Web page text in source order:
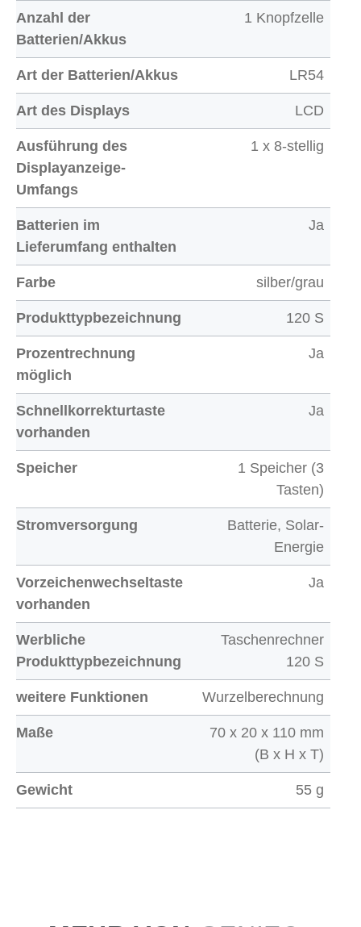
Anzahl der
Batterien/Akkus
1 Knopfzelle
Art der Batterien/Akkus LR54
Art des Displays LCD
Ausführung des
Displayanzeige-
Umfangs
1 x 8-stellig
Batterien im
Lieferumfang enthalten
Ja
Farbe silber/grau
Produkttypbezeichnung 120 S
Prozentrechnung
möglich
Ja
Schnellkorrekturtaste
vorhanden
Ja
Speicher
1 Speicher (3
Tasten)
Stromversorgung
Batterie, Solar-
Energie
Vorzeichenwechseltaste
vorhanden
Ja
Werbliche
Produkttypbezeichnung
Taschenrechner
120 S
weitere Funktionen Wurzelberechnung
Maße
70 x 20 x 110 mm
(B x H x T)
Gewicht 55 g